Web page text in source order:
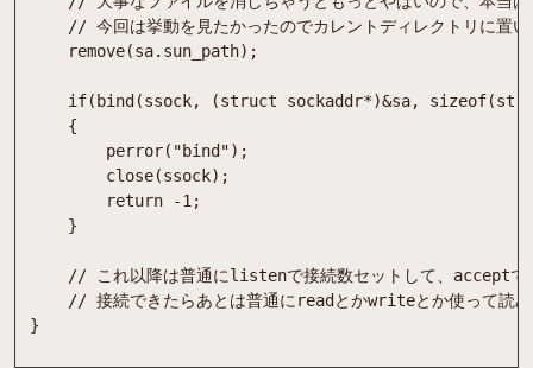
remove(sa. sun_path) ;
if(bind(ssock, (struct sockaddr*)&sa, sizeof(
{
perror( "bind") ;
close(ssock) ;
return
-1 ;
}
}